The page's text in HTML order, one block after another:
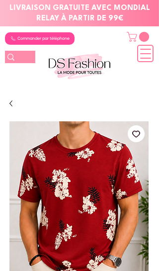
LIVRAISON GRATUITE AVEC MONDIAL
RELAY À PARTIR DE 99€
Commander par téléphone